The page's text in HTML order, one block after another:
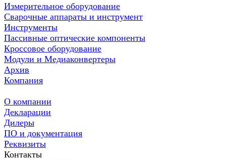
Измерительное оборудование
Сварочные аппараты и инструмент
Инструменты
Пассивные оптические компоненты
Кроссовое оборудование
Модули и Медиаконвертеры
Архив
Компания
О компании
Декларации
Дилеры
ПО и документация
Реквизиты
Контакты